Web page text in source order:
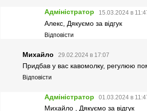
Адміністратор 15.03.2024 в
Алекс, Дякуємо за відгук
Відповісти
Михайло 29.02.2024 в 17:07
Придбав у вас кавомолку, регулюю
Відповісти
Адміністратор 01.03.2024 в
Михайло , Дякуємо за відгук